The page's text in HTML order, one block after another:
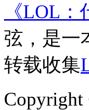
《LOL
弦，是一
转载收集